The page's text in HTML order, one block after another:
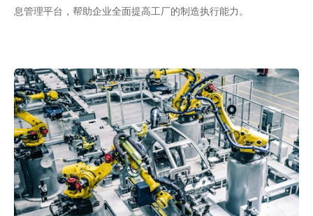
息管理平台，帮助企业全面提高工厂的制造执行能力。